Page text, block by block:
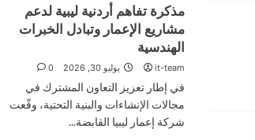
إليسا
تسطر
ليلة
بالحب
جرش
الـ40
مذكرة تفاهم أردنية ليبية لدعم
مشاريع الإعمار وتبادل الخبرات
الهندسية
it-team يوليو 30, 2026 0
في إطار تعزيز التعاون المشترك في
مجالات الإنشاءات والبنية التحتية، وقّعت
شركة إعمار ليبيا القابضة...